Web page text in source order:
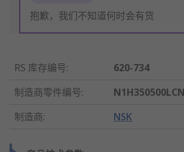
抱歉，我们不知道何时会有货
RS 库存编号:
620-734
制造商零件编号:
制造商: NSK